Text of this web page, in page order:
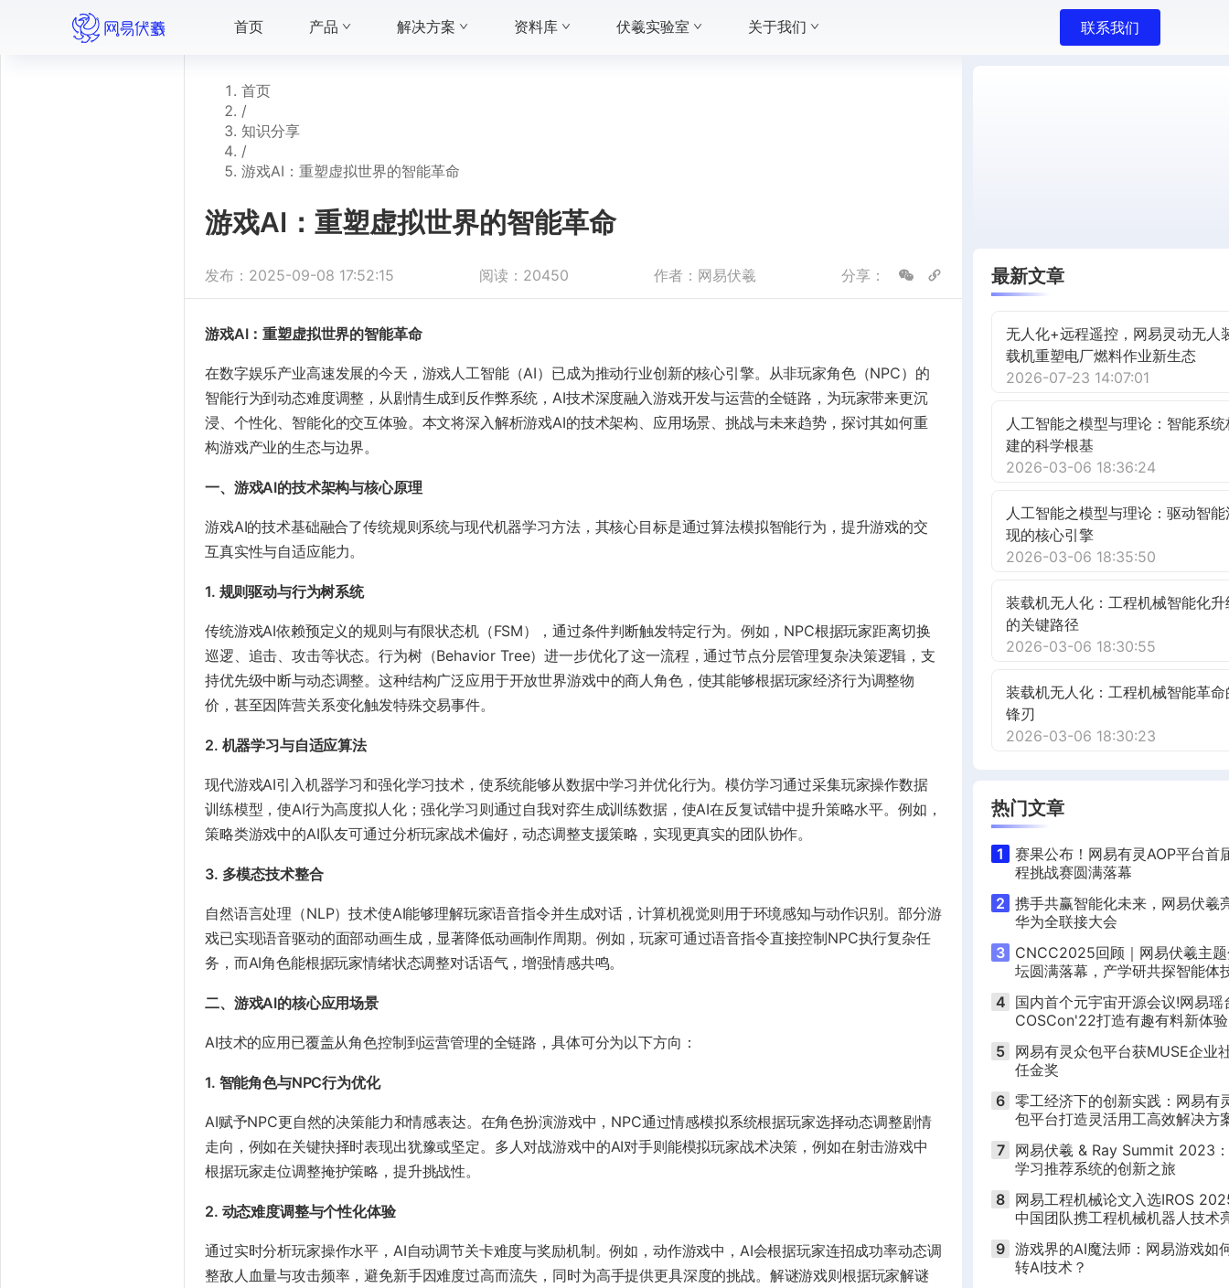
首页 产品 解决方案 资料库 伏羲实验室 关于我们 联系我们
首页
/
知识分享
/
​​游戏AI：重塑虚拟世界的智能革命​
​​游戏AI：重塑虚拟世界的智能革命​
发布： 2025-09-08 17:52:15 阅读： 20450 作者： 网易伏羲 分享：
​游戏AI：重塑虚拟世界的智能革命​
在数字娱乐产业高速发展的今天，游戏人工智能（AI）已成为推动行业创新的核心引擎。从非玩家角色（NPC）的
智能行为到动态难度调整，从剧情生成到反作弊系统，AI技术深度融入游戏开发与运营的全链路，为玩家带来更沉
浸、个性化、智能化的交互体验。本文将深入解析游戏AI的技术架构、应用场景、挑战与未来趋势，探讨其如何重
构游戏产业的生态与边界。
​一、游戏AI的技术架构与核心原理​
游戏AI的技术基础融合了传统规则系统与现代机器学习方法，其核心目标是通过算法模拟智能行为，提升游戏的交
互真实性与自适应能力。
​1. 规则驱动与行为树系统​
传统游戏AI依赖预定义的规则与有限状态机（FSM），通过条件判断触发特定行为。例如，NPC根据玩家距离切换
巡逻、追击、攻击等状态。行为树（Behavior Tree）进一步优化了这一流程，通过节点分层管理复杂决策逻辑，支
持优先级中断与动态调整。这种结构广泛应用于开放世界游戏中的商人角色，使其能够根据玩家经济行为调整物
价，甚至因阵营关系变化触发特殊交易事件。
​2. 机器学习与自适应算法​
现代游戏AI引入机器学习和强化学习技术，使系统能够从数据中学习并优化行为。模仿学习通过采集玩家操作数据
训练模型，使AI行为高度拟人化；强化学习则通过自我对弈生成训练数据，使AI在反复试错中提升策略水平。例如，
策略类游戏中的AI队友可通过分析玩家战术偏好，动态调整支援策略，实现更真实的团队协作。
​3. 多模态技术整合​
自然语言处理（NLP）技术使AI能够理解玩家语音指令并生成对话，计算机视觉则用于环境感知与动作识别。部分游
戏已实现语音驱动的面部动画生成，显著降低动画制作周期。例如，玩家可通过语音指令直接控制NPC执行复杂任
务，而AI角色能根据玩家情绪状态调整对话语气，增强情感共鸣。
​二、游戏AI的核心应用场景​
AI技术的应用已覆盖从角色控制到运营管理的全链路，具体可分为以下方向：
​1. 智能角色与NPC行为优化​
AI赋予NPC更自然的决策能力和情感表达。在角色扮演游戏中，NPC通过情感模拟系统根据玩家选择动态调整剧情
走向，例如在关键抉择时表现出犹豫或坚定。多人对战游戏中的AI对手则能模拟玩家战术决策，例如在射击游戏中
根据玩家走位调整掩护策略，提升挑战性。
​2. 动态难度调整与个性化体验​
通过实时分析玩家操作水平，AI自动调节关卡难度与奖励机制。例如，动作游戏中，AI会根据玩家连招成功率动态调
整敌人血量与攻击频率，避免新手因难度过高而流失，同时为高手提供更具深度的挑战。解谜游戏则根据玩家解谜
最新文章
无人化+远程遥控，网易灵动无人
载机重塑电厂燃料作业新生态
2026-07-23 14:07:01
人工智能之模型与理论：智能系统
建的科学根基
2026-03-06 18:36:24
人工智能之模型与理论：驱动智能
现的核心引擎
2026-03-06 18:35:50
装载机无人化：工程机械智能化升
的关键路径
2026-03-06 18:30:55
装载机无人化：工程机械智能革命
锋刃
2026-03-06 18:30:23
热门文章
1
赛果公布！网易有灵AOP平台首
程挑战赛圆满落幕
2 携手共赢智能化未来，网易伏羲
华为全联接大会
3 CNCC2025回顾｜网易伏羲主
坛圆满落幕，产学研共探智能体
4 国内首个元宇宙开源会议!网易瑶
COSCon'22打造有趣有料新体验
5 网易有灵众包平台获MUSE企业
任金奖
6 零工经济下的创新实践：网易有
包平台打造灵活用工高效解决方
7
网易伏羲 & Ray Summit 2023
学习推荐系统的创新之旅
8 网易工程机械论文入选IROS
中国团队携工程机械机器人技术
9 游戏界的AI魔法师：网易游戏如
转AI技术？